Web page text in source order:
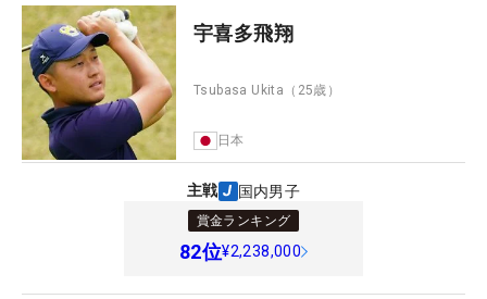
宇喜多飛翔
Tsubasa Ukita （25歳）
日本
主戦 国内男子
賞金ランキング
82位¥2,238,000